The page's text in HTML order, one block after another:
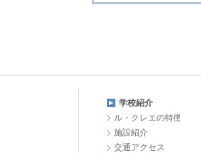
学校紹介
ル・クレエの特徴
施設紹介
交通アクセス